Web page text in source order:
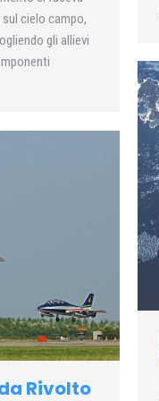
cielo campo,
gli allievi
Rivolto